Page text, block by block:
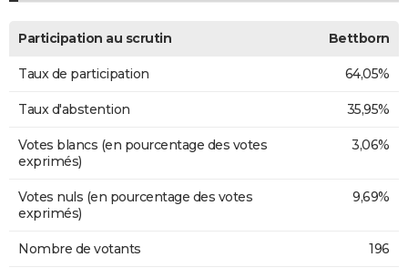
FORUM
Participation au scrutin Bettborn
Taux de participation 64,05%
Taux d'abstention 35,95%
Votes blancs (en pourcentage des votes
exprimés)
3,06%
Votes nuls (en pourcentage des votes
exprimés)
9,69%
Nombre de votants 196